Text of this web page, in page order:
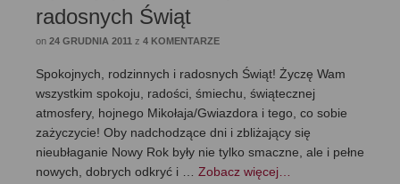
radosnych Świąt
on 24 GRUDNIA 2011 z 4 KOMENTARZE
Spokojnych, rodzinnych i radosnych Świąt! Życzę Wam
wszystkim spokoju, radości, śmiechu, świątecznej
atmosfery, hojnego Mikołaja/Gwiazdora i tego, co sobie
zażyczycie! Oby nadchodzące dni i zbliżający się
nieubłaganie Nowy Rok były nie tylko smaczne, ale i pełne
nowych, dobrych odkryć i … Zobacz więcej…